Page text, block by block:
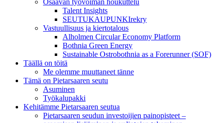
Osaavan työvoiman houkuttelu
Talent Insights
SEUTUKAUPUNKIrekry
Vastuullisuus ja kiertotalous
Alholmen Circular Economy Platform
Bothnia Green Energy
Sustainable Ostrobothnia as a Forerunner (SOF)
Täällä on töitä
Me olemme muuttaneet tänne
Tämä on Pietarsaaren seutu
Asuminen
Työkalupakki
Kehitämme Pietarsaaren seutua
Pietarsaaren seudun investoijien painopisteet –